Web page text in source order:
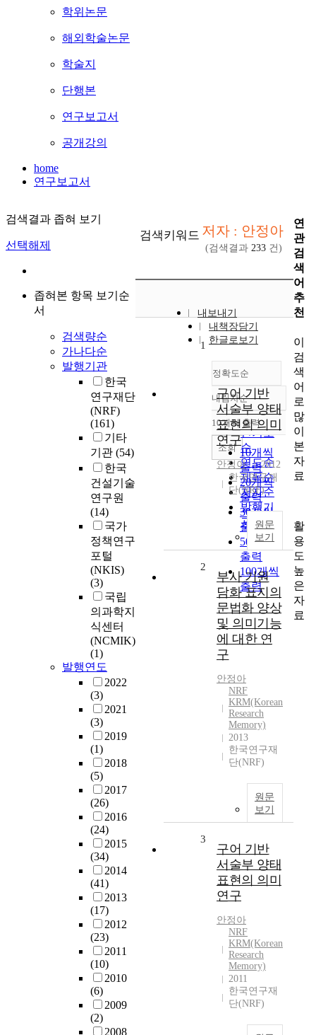
학위논문
해외학술논문
학술지
단행본
연구보고서
공개강의
home
연구보고서
검색결과 좁혀 보기
선택해제
좁혀본 항목 보기순
서
검색량순
가나다순
발행기관
한국
연구재단
(NRF)
(161)
기타
기관 (54)
한국
건설기술
연구원
(14)
국가
정책연구
포털
(NKIS)
(3)
국립
의과학지
식센터
(NCMIK)
(1)
발행연도
2022
(3)
2021
(3)
2019
(1)
2018
(5)
2017
(26)
2016
(24)
2015
(34)
2014
(41)
2013
(17)
2012
(23)
2011
(10)
2010
(6)
2009
(2)
2008
검색키워드 저자 : 안정아
(검색결과 233 건)
내보내기
내책장담기
한글로보기
정확도순
정확도
순
인기도
순
연도순
제목순
저자순
발행기
관순
내림차순
내림차순
10개씩 출력
10개씩
출력
20개씩
출력
30개씩
출력
50개씩
출력
100개씩
출력
조회
1
구어 기반
서술부 양태
표현의 의미
연구
안정아
2012
한국연구재
단(NRF)
원문
보기
2
부사 기원
담화 표지의
문법화 양상
및 의미기능
에 대한 연
구
안정아
NRF
KRM(Korean
Research
Memory)
2013
한국연구재
단(NRF)
원문
보기
3
구어 기반
서술부 양태
표현의 의미
연구
안정아
NRF
KRM(Korean
Research
Memory)
2011
한국연구재
단(NRF)
연
관
검
색
어
추
천
이
검
색
어
로
많
이
본
자
료
활
용
도
높
은
자
료